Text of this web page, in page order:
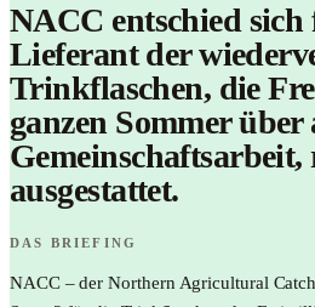
NACC entschied sich
Lieferant der
Trinkflaschen, die
ganzen Sommer
ausgestattet.
DAS BRIEFING
NACC – der Northern Agricultural